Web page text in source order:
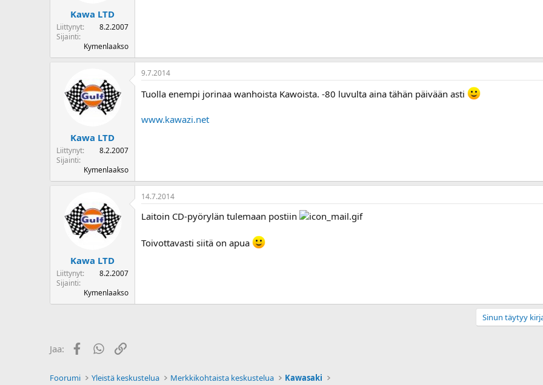
Kawa LTD
Liittynyt
8.2.2007
Sijainti
Kymenlaakso
Kawa LTD
Liittynyt
8.2.2007
Sijainti
Kymenlaakso
9.7.2014
Tuolla enempi jorinaa wanhoista Kawoista. -80 luvulta aina tähän päivään asti
www.kawazi.net
Kawa LTD
Liittynyt
8.2.2007
Sijainti
Kymenlaakso
14.7.2014
Laitoin CD-pyörylän tulemaan postiin
Toivottavasti siitä on apua
Sinun täytyy
Jaa: FacebookWhatsApp
Linkki
Foorumi Yleistä keskustelua Merkkikohtaista keskustelua Kawasaki